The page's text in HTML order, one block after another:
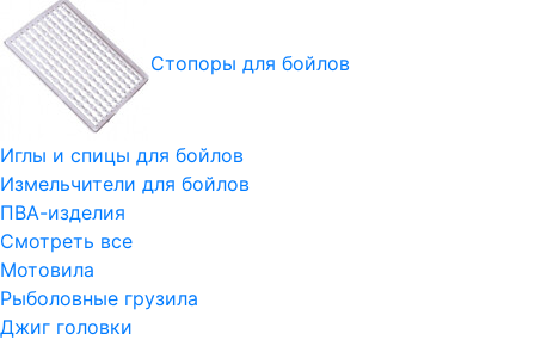
Стопоры для бойлов
Иглы и спицы для бойлов
Измельчители для бойлов
ПВА-изделия
Смотреть все
Мотовила
Рыболовные грузила
Джиг головки